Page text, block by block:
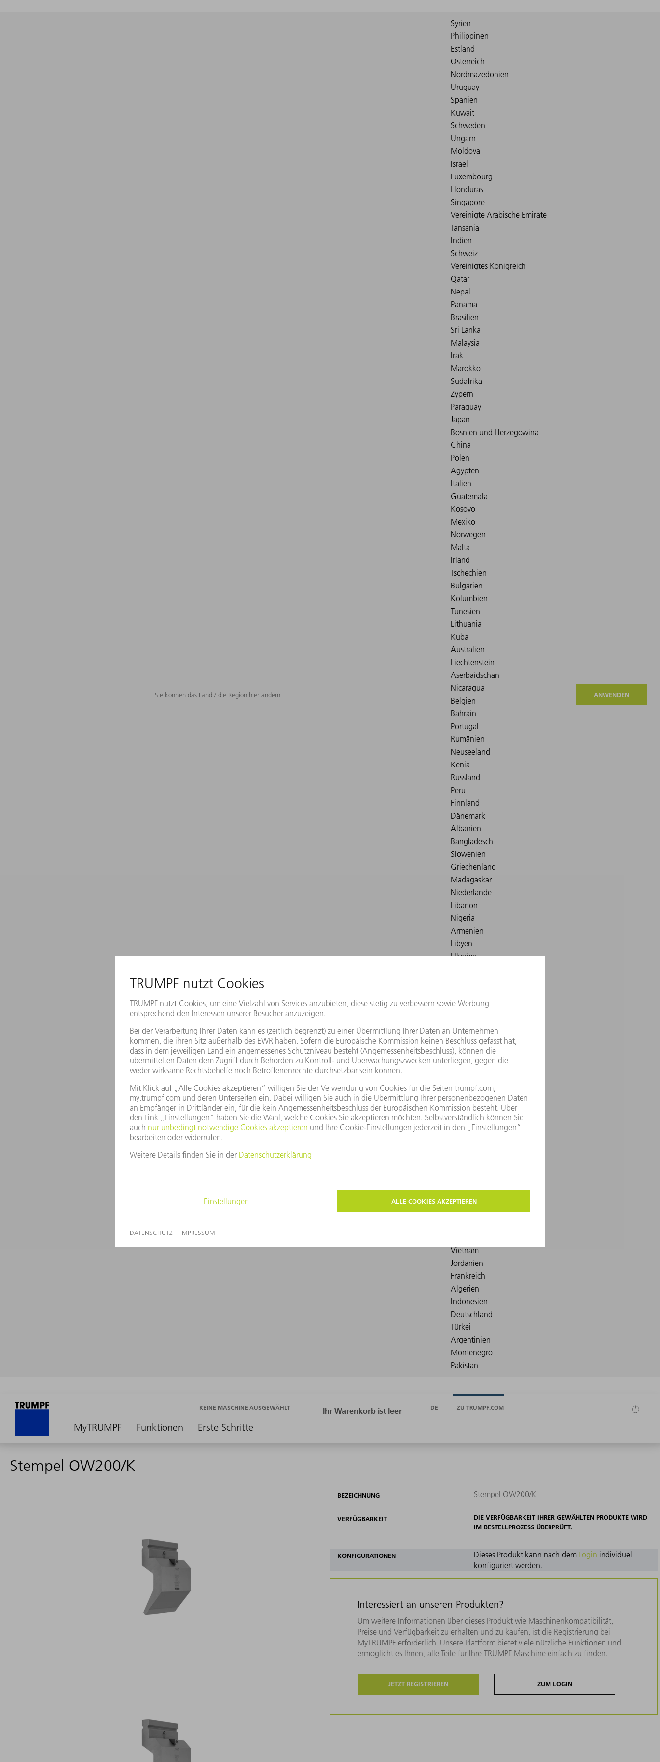
Sie können das Land / die Region hier ändern ANWENDEN
MyTRUMPF Funktionen Erste Schritte
KEINE MASCHINE AUSGEWÄHLT DE ZU TRUMPF.COM
Stempel OW200/K
BEZEICHNUNG Stempel OW200/K
VERFÜGBARKEIT
DIE VERFÜGBARKEIT IHRER GEWÄHLTEN PRODUKTE WIRD
IM BESTELLPROZESS ÜBERPRÜFT.
KONFIGURATIONEN Dieses Produkt kann nach dem Login individuell
konfiguriert werden.
Interessiert an unseren Produkten?
Um weitere Informationen über dieses Produkt wie Maschinenkompatibilität,
Preise und Verfügbarkeit zu erhalten und zu kaufen, ist die Registrierung bei
MyTRUMPF erforderlich. Unsere Plattform bietet viele nützliche Funktionen und
ermöglicht es Ihnen, alle Teile für Ihre TRUMPF Maschine einfach zu finden.
JETZT REGISTRIEREN ZUM LOGIN